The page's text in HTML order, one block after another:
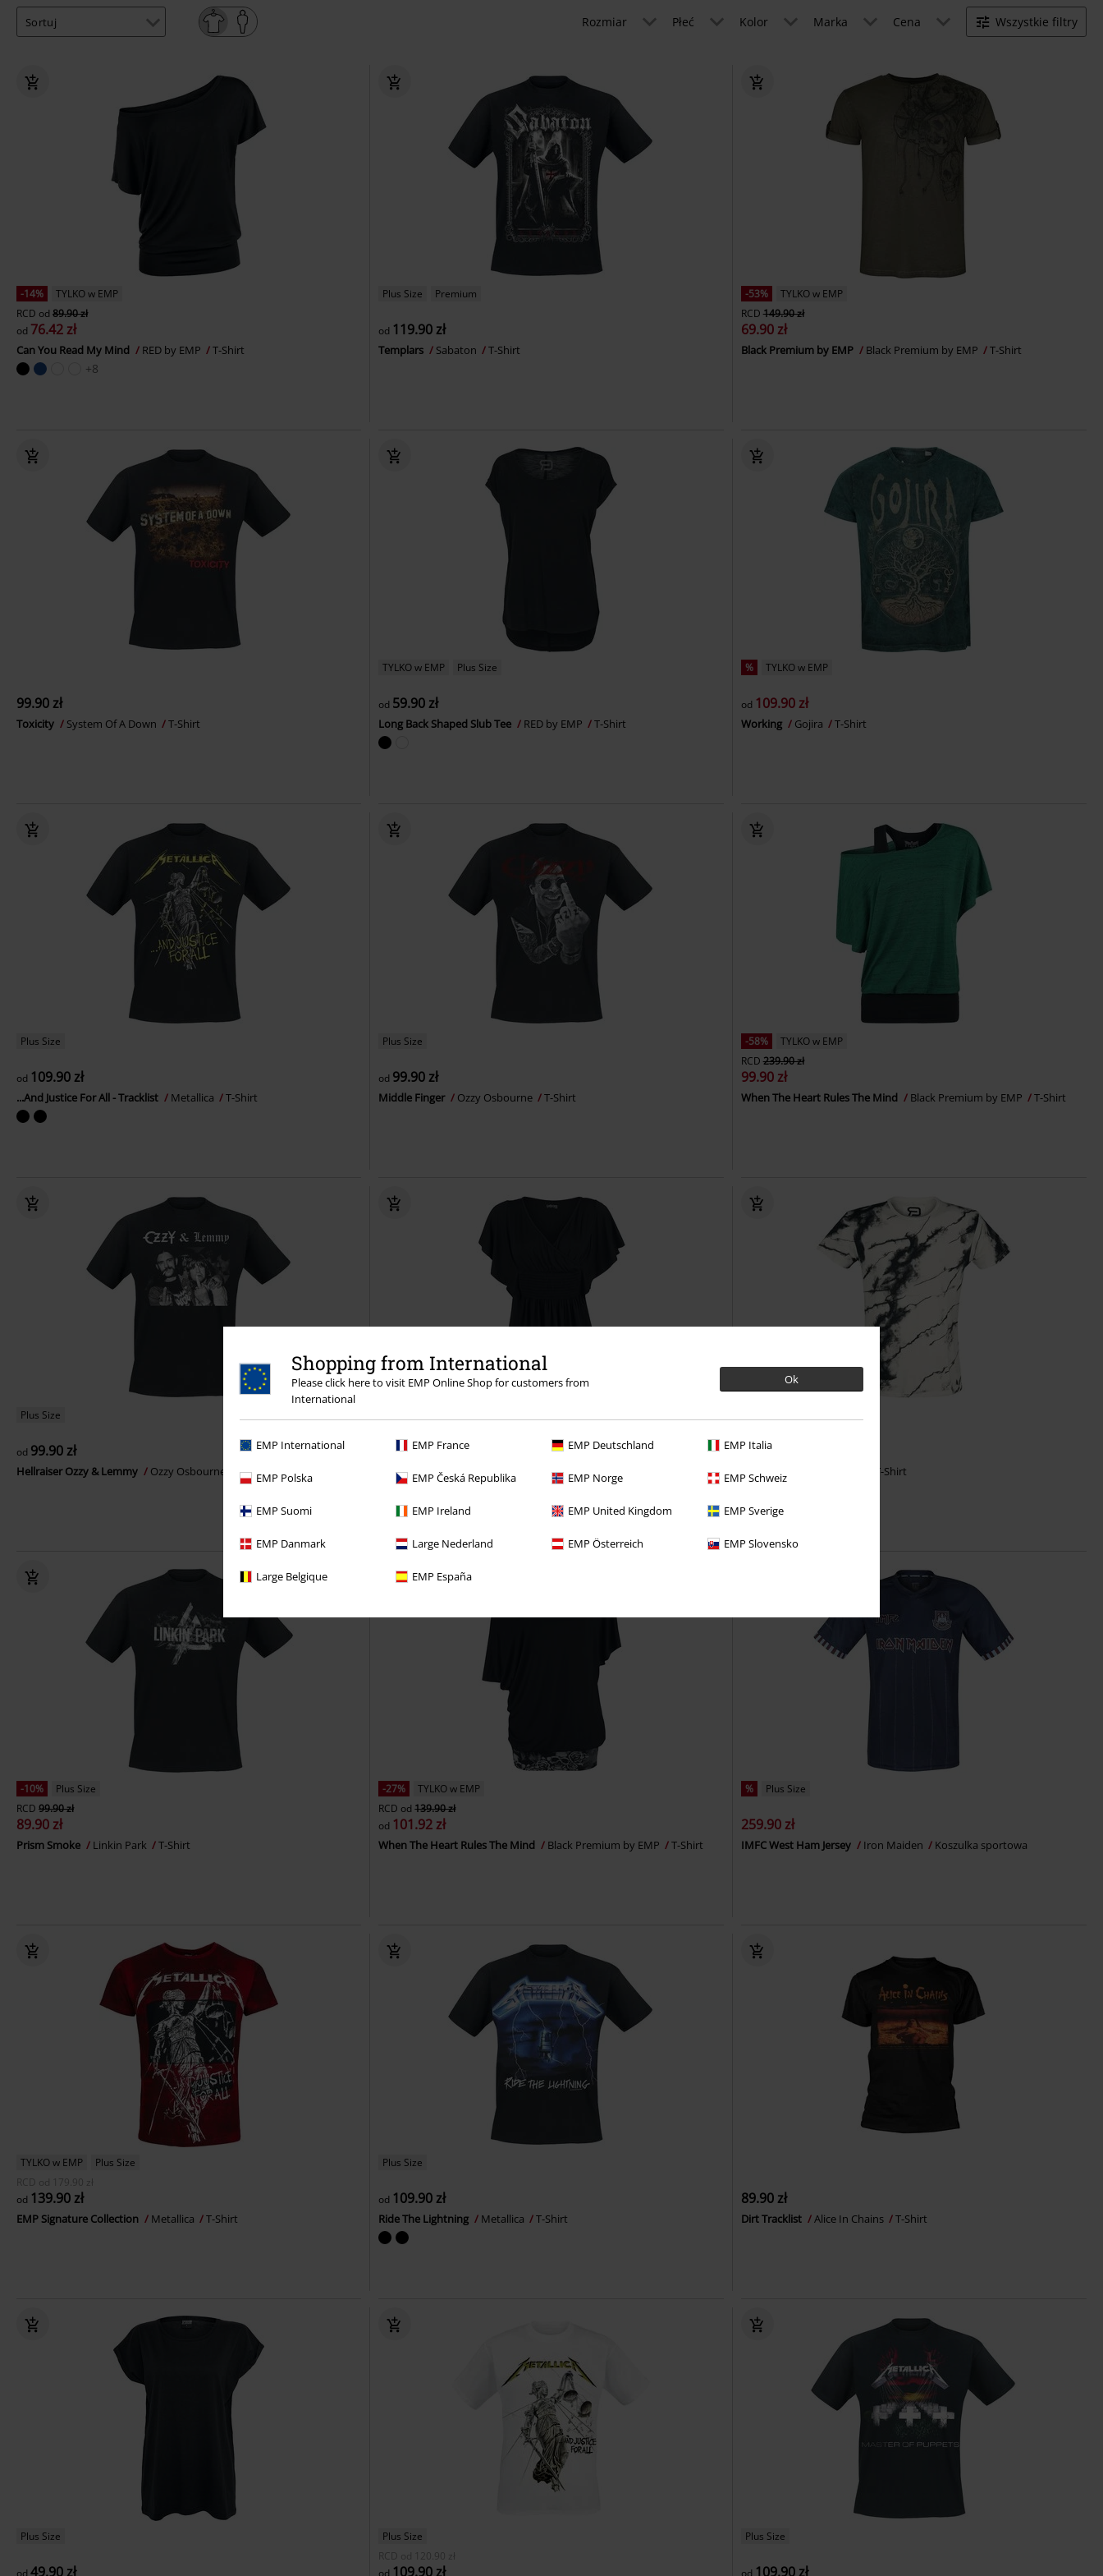
Shopping from International
Please click here to visit EMP Online Shop for customers from
International
Ok
EMP International EMP France EMP Deutschland EMP Italia
EMP Polska EMP Česká Republika EMP Norge EMP Schweiz
EMP Suomi EMP Ireland EMP United Kingdom EMP Sverige
EMP Danmark Large Nederland EMP Österreich EMP Slovensko
Large Belgique EMP España
Rozmiar Płeć Kolor Marka Cena Wszystkie filtry
-14%
TYLKO w EMP
RCD od 89.90 zł
od 76.42 zł
Can You Read My Mind RED by EMP T-Shirt
+8
Plus Size Premium
od 119.90 zł
Templars Sabaton T-Shirt
-53%
TYLKO w EMP
RCD 149.90 zł
69.90 zł
Black Premium by EMP Black Premium by EMP T-Shirt
99.90 zł
Toxicity System Of A Down T-Shirt
TYLKO w EMP Plus Size
od 59.90 zł
Long Back Shaped Slub Tee RED by EMP T-Shirt
% TYLKO w EMP
od 109.90 zł
Working Gojira T-Shirt
Plus Size
od 109.90 zł
...And Justice For All - Tracklist Metallica T-Shirt
Plus Size
od 99.90 zł
Middle Finger Ozzy Osbourne T-Shirt
-58%
TYLKO w EMP
RCD 239.90 zł
99.90 zł
When The Heart Rules The Mind Black Premium by EMP T-Shirt
Plus Size
od 99.90 zł
Hellraiser Ozzy & Lemmy Ozzy Osbourne T-Shirt
119.90 zł
Princess Of The Night Gothicana by EMP T-Shirt
od59.42 zł
Rebel Soul T-Shirt
-10%
Plus Size
RCD 99.90 zł
89.90 zł
Prism Smoke Linkin Park T-Shirt
-27%
TYLKO w EMP
RCD od139.90 zł
od 101.92 zł
When The Heart Rules The Mind Black Premium by EMP T-Shirt
% Plus Size
259.90 zł
IMFC West Ham Jersey Iron Maiden Koszulka sportowa
TYLKO w EMP
Plus Size
RCD
od 179.90 zł
od 139.90 zł
EMP Signature Collection Metallica T-Shirt
Plus Size
od 109.90 zł
Ride The Lightning Metallica T-Shirt
89.90 zł
Dirt Tracklist Alice In Chains T-Shirt
Plus Size
od 49.90 zł
Plus Size
RCD
od 120.90 zł
od 109.90 zł
Plus Size
od 109.90 zł